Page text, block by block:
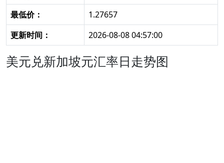
最低价：
1.27657
更新时间：
2026-08-08 04:57:00
美元兑新加坡元汇率日走势图